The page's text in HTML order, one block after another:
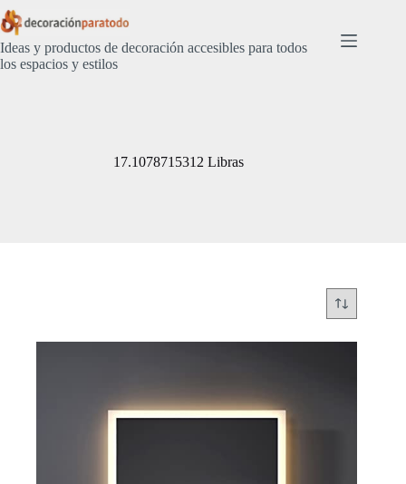
Saltar
al
contenido
Ideas y productos de decoración accesibles para todos
los espacios y estilos
17.1078715312 Libras